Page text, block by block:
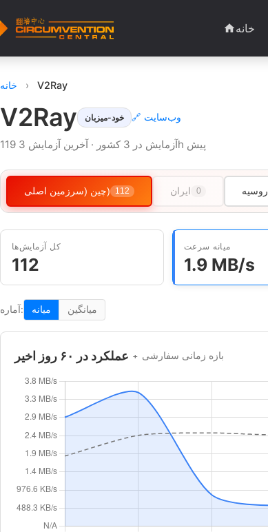
خانه
خانه › V2Ray
V2Ray خود-میزبان 🔗 وب‌سایت
119 آزمایش در 3 کشور · آخرین آزمایش 3h پیش
چین (سرزمین اصلی) 112 ایران 0 روسیه
کل آزمایش‌ها
112
میانه سرعت
1.9 MB/s
آماره: میانه میانگین
عملکرد در ۶۰ روز اخیر بازه زمانی سفارشی